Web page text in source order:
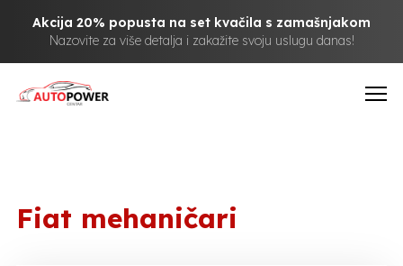
Akcija 20% popusta na set kvačila s zamašnjakom
Nazovite za više detalja i zakažite svoju uslugu danas!
Fiat mehaničari